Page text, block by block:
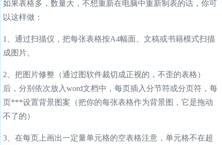
如果表格多，数量大，不想重新在电脑中重新制表的话，你可
以这样做：
1、通过扫描仪，把每张表格按A4幅面、文稿或书籍模式扫描
成图片。
2、把图片修整（通过图软件裁切成正视的，不歪的表格）
后，分别依次放入word文档中，每页插入分节符或分页符，每
页***设置背景图案（把你的每张表格作为背景图，它是拖动
不了的）
3、在每页上画出一定量单元格的空表格注意，单元格不在超